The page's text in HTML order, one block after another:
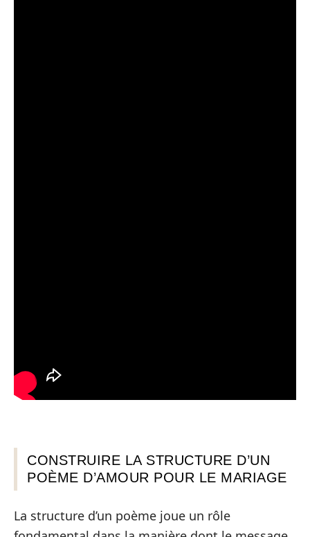
CONSTRUIRE LA STRUCTURE D’UN
POÈME D’AMOUR POUR LE MARIAGE
La structure d’un poème joue un rôle